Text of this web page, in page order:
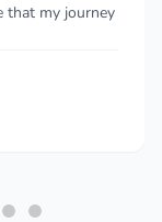
that my journey